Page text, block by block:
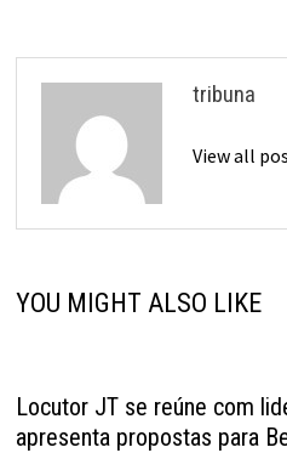
tribuna
View all
YOU MIGHT ALSO LIKE
Locutor JT se reúne com
apresenta propostas para